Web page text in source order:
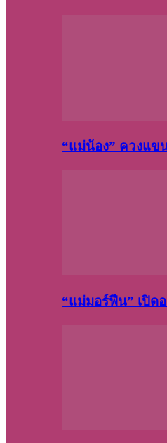
“แม่น้อง” ควงแข
“แม่มอร์ฟีน” เปิด